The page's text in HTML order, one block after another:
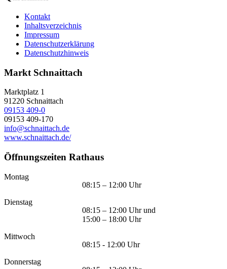
Kontakt
Inhaltsverzeichnis
Impressum
Datenschutzerklärung
Datenschutzhinweis
Markt Schnaittach
Marktplatz 1
91220 Schnaittach
09153 409-0
09153 409-170
info@schnaittach.de
www.schnaittach.de/
Öffnungszeiten Rathaus
Montag
08:15 – 12:00 Uhr
Dienstag
08:15 – 12:00 Uhr und
15:00 – 18:00 Uhr
Mittwoch
08:15 - 12:00 Uhr
Donnerstag